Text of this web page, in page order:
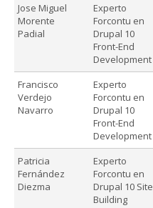
Jose Miguel
Morente
Padial
Experto
Forcontu en
Drupal 10
Front-End
Development
Francisco
Verdejo
Navarro
Experto
Forcontu en
Drupal 10
Front-End
Development
Patricia
Fernández
Diezma
Experto
Forcontu en
Drupal 10 Site
Building